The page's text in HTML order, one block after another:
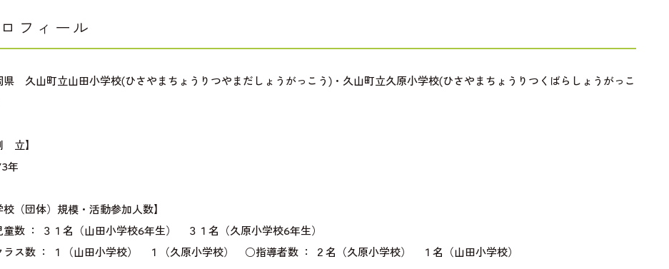
フィール
県 久山町立山田小学校(ひさやまちょうりつやまだしょうがっこう)・久山町立久原小学校(ひさやまちょうりつくばらしょうがっこ
立】
年
校（団体）規模・活動参加人数】
数 ： ３１名（山田小学校6年生） ３１名（久原小学校6年生）
ス数 ： １（山田小学校） １（久原小学校） ○指導者数 ： ２名（久原小学校） １名（山田小学校）